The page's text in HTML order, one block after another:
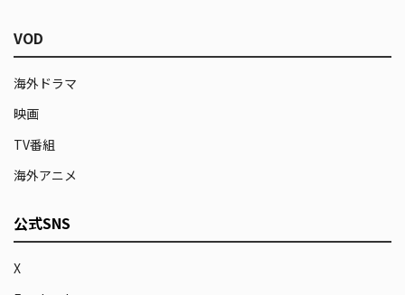
VOD
海外ドラマ
映画
TV番組
海外アニメ
公式SNS
X